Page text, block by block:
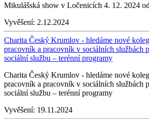
Mikulášská show v Ločenicích 4. 12. 2024
Vyvěšení: 2.12.2024
Charita Český Krumlov - hledáme nové
pracovník a pracovník v sociálních službách
sociální službu – terénní programy
Charita Český Krumlov - hledáme nové
pracovník a pracovník v sociálních službách
sociální službu – terénní programy
Vyvěšení: 19.11.2024